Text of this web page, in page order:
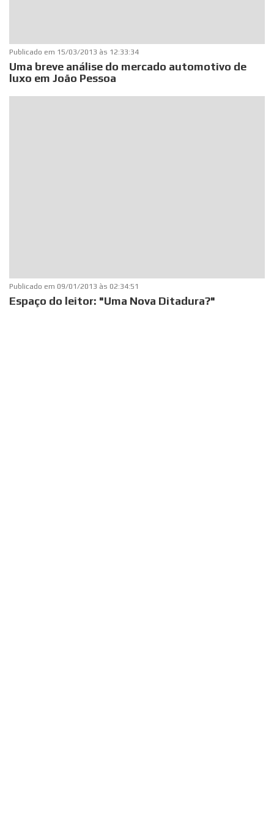
Publicado em 15/03/2013 às 12:33:34
Uma breve análise do mercado automotivo de
luxo em João Pessoa
Publicado em 09/01/2013 às 02:34:51
Espaço do leitor: "Uma Nova Ditadura?"